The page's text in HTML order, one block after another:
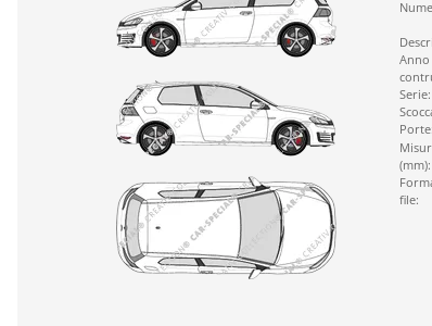
Anno
Serie:
Porte:
(mm):
file: